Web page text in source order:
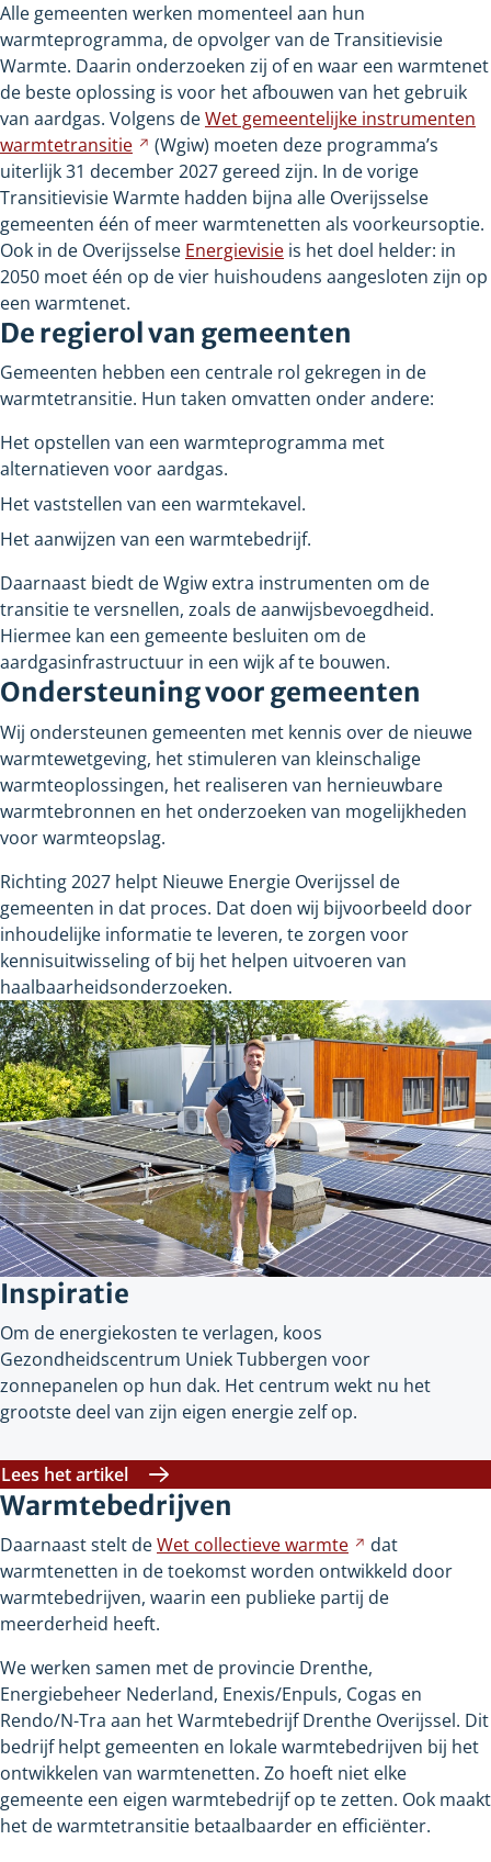
Alle gemeenten werken momenteel aan hun
warmteprogramma, de opvolger van de Transitievisie
Warmte. Daarin onderzoeken zij of en waar een warmtenet
de beste oplossing is voor het afbouwen van het gebruik
van aardgas. Volgens deWet gemeentelijke instrumenten
warmtetransitie
Verwijst
naar
een
andere
website
(Wgiw) moeten deze programma’s
uiterlijk 31 december2027 gereed zijn. In de vorige
Transitievisie Warmte hadden bijna alle Overijsselse
gemeenten één of meer warmtenetten als voorkeursoptie.
Ook in de Overijsselse Energievisie is het doel helder: in
2050 moet één op de vier huishoudens aangesloten zijn op
een warmtenet.
De regierol van gemeenten
Gemeenten hebben een centrale rol gekregen in de
warmtetransitie. Hun taken omvatten onder andere:
Het opstellen van een warmteprogramma met
alternatieven voor aardgas.
Het vaststellen van een warmtekavel.
Het aanwijzen van een warmtebedrijf.
Daarnaast biedt de Wgiw extra instrumenten om de
transitie te versnellen, zoals de aanwijsbevoegdheid.
Hiermee kan een gemeente besluiten om de
aardgasinfrastructuur in een wijk af te bouwen.
Ondersteuning voor gemeenten
Wij ondersteunen gemeenten met kennis over de nieuwe
warmtewetgeving, het stimuleren van kleinschalige
warmteoplossingen, het realiseren van hernieuwbare
warmtebronnen en het onderzoeken van mogelijkheden
voor warmteopslag.
Richting2027 helpt Nieuwe Energie Overijssel de
gemeenten in dat proces. Dat doen wij bijvoorbeeld door
inhoudelijke informatie te leveren, te zorgen voor
kennisuitwisseling of bij het helpen uitvoeren van
haalbaarheidsonderzoeken.
Inspiratie
Om de energiekosten te verlagen, koos
Gezondheidscentrum Uniek Tubbergen voor
zonnepanelen op hun dak. Het centrum wekt nu het
grootste deel van zijn eigen energie zelf op.
Lees het artikel
Warmtebedrijven
Daarnaast stelt deWet collectievewarmte
Verwijst
naar
een
dat
warmtenetten in de toekomst worden ontwikkeld door
warmtebedrijven, waarin een publieke partij de
meerderheid heeft.
We werken samen met de provincie Drenthe,
Energiebeheer Nederland, Enexis/Enpuls, Cogas en
Rendo/N-Tra aan het Warmtebedrijf Drenthe Overijssel. Dit
bedrijf helpt gemeenten en lokale warmtebedrijven bij het
ontwikkelen van warmtenetten. Zo hoeft niet elke
gemeente een eigen warmtebedrijf op te zetten. Ook maakt
het de warmtetransitie betaalbaarder en efficiënter.